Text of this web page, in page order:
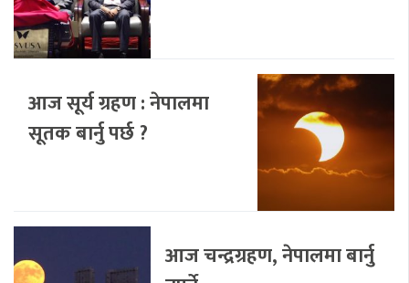
आज सूर्य ग्रहण : नेपालमा
सूतक बार्नु पर्छ ?
आज चन्द्रग्रहण, नेपालमा बार्नु